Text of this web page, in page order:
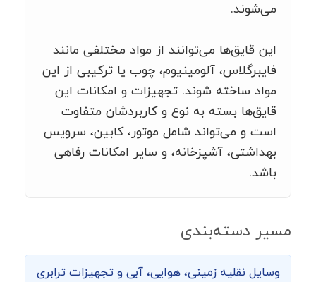
می‌شوند.
این قایق‌ها می‌توانند از مواد مختلفی مانند
فایبرگلاس، آلومینیوم، چوب یا ترکیبی از این
مواد ساخته شوند. تجهیزات و امکانات این
قایق‌ها بسته به نوع و کاربردشان متفاوت
است و می‌تواند شامل موتور، کابین، سرویس
بهداشتی، آشپزخانه، و سایر امکانات رفاهی
باشد.
مسیر دسته‌بندی
وسایل نقلیه زمینی، هوایی، آبی و تجهیزات ترابری